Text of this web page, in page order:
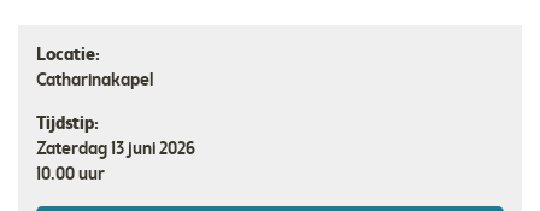
Locatie:
Catharinakapel
Tijdstip:
Zaterdag 13 juni 2026
10.00 uur